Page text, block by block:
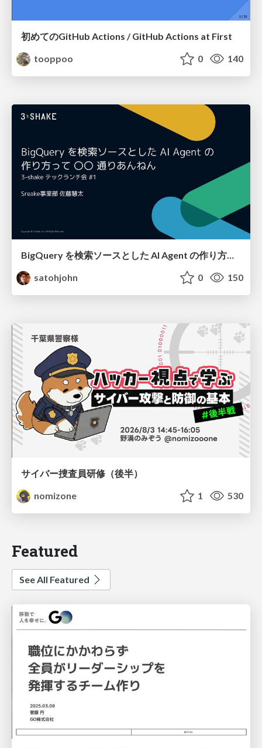
初めてのGitHub Actions / GitHub Actions at First
tooppoo
0 140
satohjohn
0 150
サイバー捜査員研修（後半）
nomizone
1 530
Featured
See All Featured